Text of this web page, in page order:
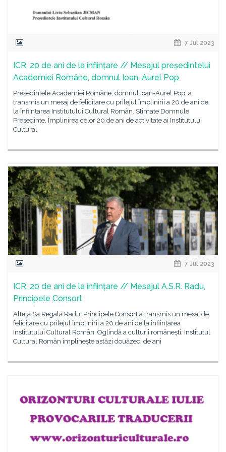
7 Jul 2023
ICR, 20 de ani de la înființare // Mesajul președintelui
Academiei Române, domnul Ioan-Aurel Pop
Președintele Academiei Române, domnul Ioan-Aurel Pop, a
transmis un mesaj de felicitare cu prilejul împlinirii a 20 de ani de
la înființarea Institutului Cultural Român. Stimate Domnule
Președinte, Împlinirea celor 20 de ani de activitate ai Institutului
Cultural
7 Jul 2023
ICR, 20 de ani de la înființare // Mesajul A.S.R. Radu,
Principele Consort
Alteța Sa Regală Radu, Principele Consort a transmis un mesaj de
felicitare cu prilejul împlinirii a 20 de ani de la înființarea
Institutului Cultural Român. Oglindă a culturii românești, Institutul
Cultural Român împlinește astăzi douăzeci de ani